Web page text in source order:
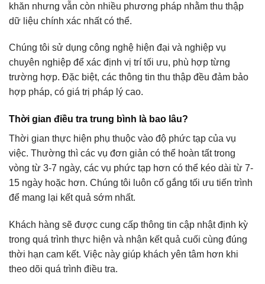
khăn nhưng vẫn còn nhiều phương pháp nhằm thu thập
dữ liệu chính xác nhất có thể.
Chúng tôi sử dụng công nghệ hiện đại và nghiệp vụ
chuyên nghiệp để xác định vị trí tối ưu, phù hợp từng
trường hợp. Đặc biệt, các thông tin thu thập đều đảm bảo
hợp pháp, có giá trị pháp lý cao.
Thời gian điều tra trung bình là bao lâu?
Thời gian thực hiện phụ thuộc vào độ phức tạp của vụ
việc. Thường thì các vụ đơn giản có thể hoàn tất trong
vòng từ 3-7 ngày, các vụ phức tạp hơn có thể kéo dài từ 7-
15 ngày hoặc hơn. Chúng tôi luôn cố gắng tối ưu tiến trình
để mang lại kết quả sớm nhất.
Khách hàng sẽ được cung cấp thông tin cập nhật định kỳ
trong quá trình thực hiện và nhận kết quả cuối cùng đúng
thời hạn cam kết. Việc này giúp khách yên tâm hơn khi
theo dõi quá trình điều tra.